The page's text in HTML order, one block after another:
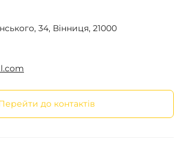
34, Вінниця, 21000
до контактів